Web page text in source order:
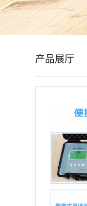
产品展厅